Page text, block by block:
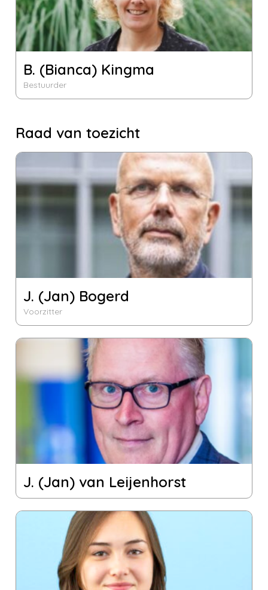
B. (Bianca) Kingma
Bestuurder
Raad van toezicht
J. (Jan) Bogerd
Voorzitter
J. (Jan) van Leijenhorst